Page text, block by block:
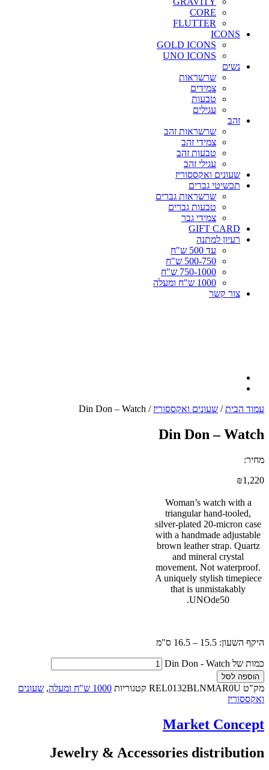
CORE
FLUTTER
ICONS
GOLD ICONS
UNO ICONS
נשים
שרשראות
צמידים
טבעות
עגילים
זהב
שרשראות זהב
צמידי זהב
טבעות זהב
עגילי זהב
שעונים ואקססוריז
תכשיטי גברים
שרשראות גברים
טבעות גברים
צמידי גבר
GIFT CARD
רעיון למתנה
עד 500 ש"ח
500-750 ש"ח
750-1000 ש"ח
1000 ש"ח ומעלה
צור קשר
עמוד הבית/ שעונים ואקססוריז / Din Don – Watch
Din Don – Watch
מחיר:
₪1,220
Woman’s watch with a
triangular hand-tooled,
silver-plated 20-micron case
with a handmade adjustable
brown leather strap. Quartz
and mineral crystal
movement. Not waterproof.
A uniquely stylish timepiece
that is unmistakably
UNOde50.
היקף השעון: 15.5 – 16.5 ס"מ
כמות של Din Don - Watch
הוספה לסל
מק"ט REL0132BLNMAR0U קטגוריות 1000 ש"ח ומעלה , שעונים
ואקססוריז
Market Concept
Jewelry & Accessories distribution